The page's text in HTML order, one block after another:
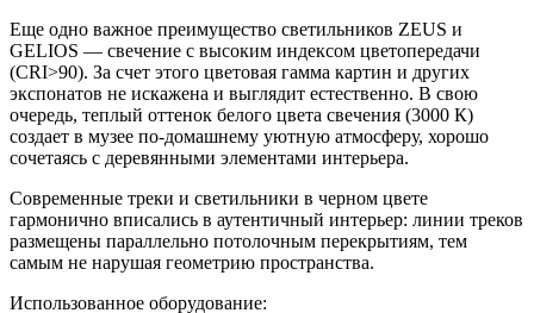
Еще одно важное преимущество светильников ZEUS и
GELIOS — свечение с высоким индексом цветопередачи
(CRI>90). За счет этого цветовая гамма картин и других
экспонатов не искажена и выглядит естественно. В свою
очередь, теплый оттенок белого цвета свечения (3000 К)
создает в музее по-домашнему уютную атмосферу, хорошо
сочетаясь с деревянными элементами интерьера.
Современные треки и светильники в черном цвете
гармонично вписались в аутентичный интерьер: линии треков
размещены параллельно потолочным перекрытиям, тем
самым не нарушая геометрию пространства.
Использованное оборудование: